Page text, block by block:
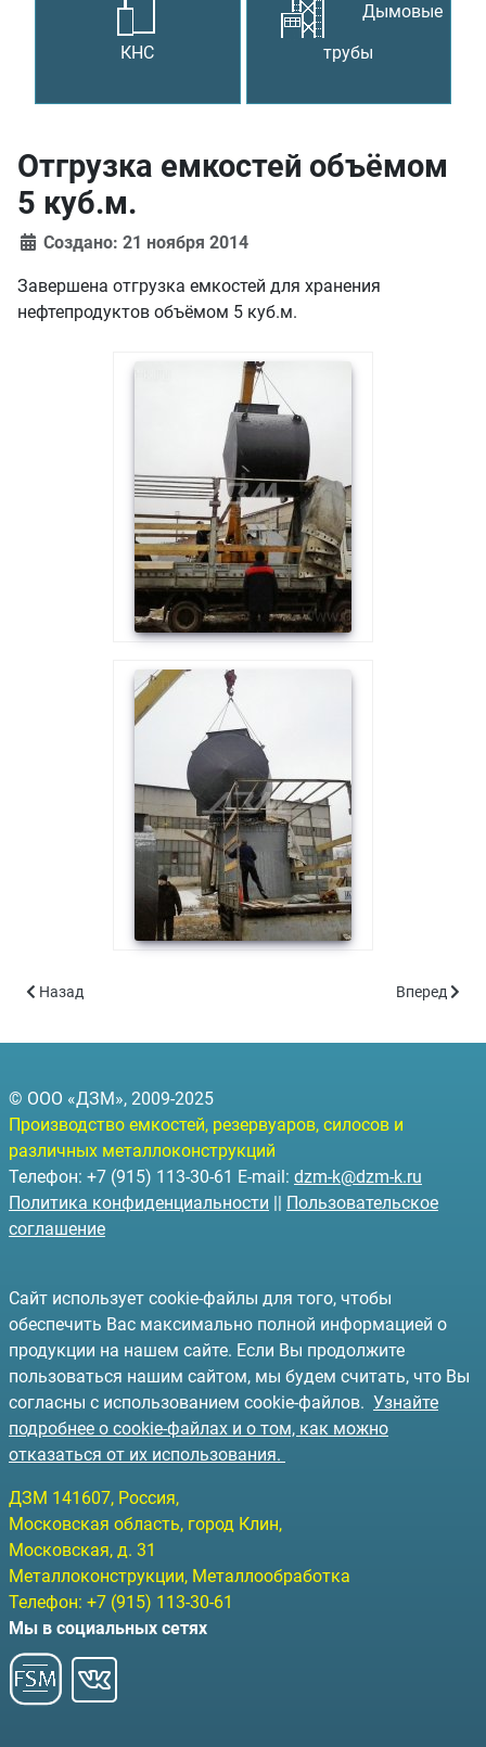
КНС
Дымовые
трубы
Отгрузка емкостей объёмом
5 куб.м.
Создано: 21 ноября 2014
Завершена отгрузка емкостей для хранения
нефтепродуктов объёмом 5 куб.м.
Предыдущий: Стальные перспективы российских городов
Назад Следующий:
Вперед
© ООО «ДЗМ», 2009-2025
Производство емкостей, резервуаров, силосов и
различных металлоконструкций
Телефон: +7 (915) 113-30-61 E-mail: dzm-k@dzm-k.ru
Политика конфиденциальности || Пользовательское
соглашение
Сайт использует cookie-файлы для того, чтобы
обеспечить Вас максимально полной информацией о
продукции на нашем сайте. Если Вы продолжите
пользоваться нашим сайтом, мы будем считать, что Вы
согласны с использованием cookie-файлов. Узнайте
подробнее о cookie-файлах и о том, как можно
отказаться от их использования.
ДЗМ 141607, Россия,
Московская область, город Клин,
Московская, д. 31
Металлоконструкции, Металлообработка
Телефон: +7 (915) 113-30-61
Мы в социальных сетях